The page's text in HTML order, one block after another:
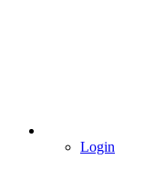
Login